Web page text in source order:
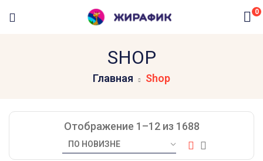
0
SHOP
Главная Shop
Отображение 1–12 из 1688